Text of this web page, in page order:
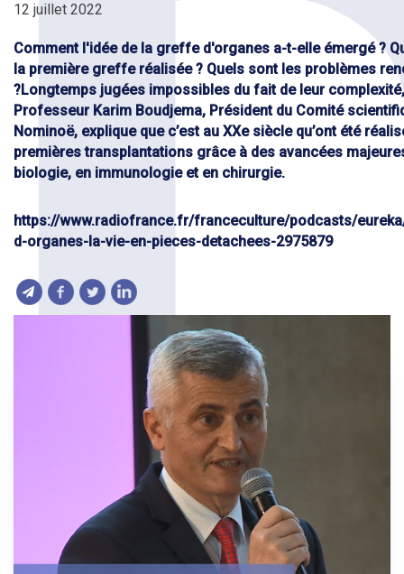
12 juillet 2022
Comment l'idée de la greffe d'organes a-t-elle émergé ?
la première greffe réalisée ? Quels sont les problèmes
?Longtemps jugées impossibles du fait de leur
Professeur Karim Boudjema, Président du Comité
Nominoë, explique que c’est au XXe siècle qu’ont été
premières transplantations grâce à des avancées
biologie, en immunologie et en chirurgie.
https://www.radiofrance.fr/franceculture/podcasts/
d-organes-la-vie-en-pieces-detachees-2975879